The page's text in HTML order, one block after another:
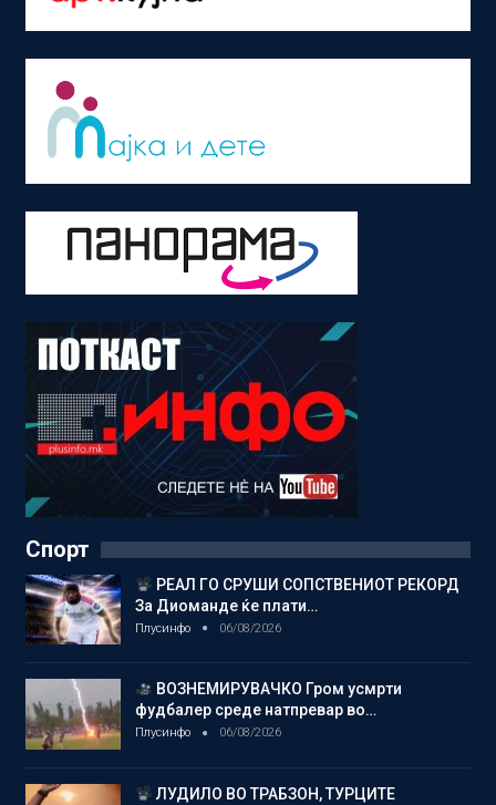
Спорт
РЕАЛ ГО СРУШИ СОПСТВЕНИОТ РЕКОРД
За Диоманде ќе плати…
Плусинфо 06/08/2026
ВОЗНЕМИРУВАЧКО Гром усмрти
фудбалер среде натпревар во…
Плусинфо 06/08/2026
ЛУДИЛО ВО ТРАБЗОН, ТУРЦИТЕ